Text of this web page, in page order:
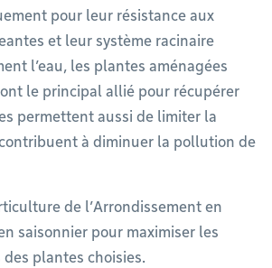
pour leur résistance aux
et leur système racinaire
l’eau, les plantes aménagées
le principal allié pour récupérer
permettent aussi de limiter la
à diminuer la pollution de
de l’Arrondissement en
saisonnier pour maximiser les
plantes choisies.